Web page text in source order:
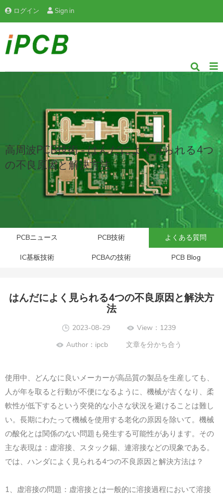
ログイン Sign in
高周波PCB技術 - はんだによく見られる4つ
の不良原因と解決方法
PCBニュース PCB技術 よくある質問
IC基板技術 PCBAの技術 PCB Blog
はんだによく見られる4つの不良原因と解決方
法
2023-08-29
View：1239
Author：ipcb 文章を分かち合う
使用中、どんなに良いメーカーが高品質の製品を生産しても、
人が年を取ると行動が不便になるように、機械が古くなり、柔
軟性が低下するという突発的な小さな状況を避けることは難し
い。長期にわたって機械を使用する老化の原因を除いて。機械
の酸化とは関係のない問題も発生する可能性があります。その
主な表現は：虚溶接、スタック錫、連溶接などの現象である。
では、ハンダによく見られる4つの不良原因と解決方法は？
1、虚溶接の問題：虚溶接とは一般的に溶接過程において溶接